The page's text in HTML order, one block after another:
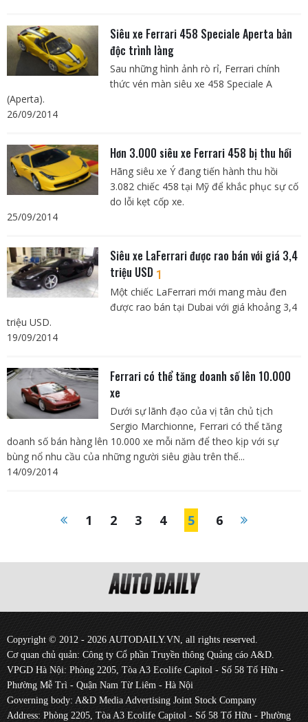
Siêu xe Ferrari 458 Speciale Aperta bản
độc trình làng
Sau những hình ảnh rò rỉ, Ferrari chính
thức vén màn siêu xe 458 Speciale A
(Aperta).
26/09/2014
Hơn 3.000 siêu xe Ferrari 458 bị thu hồi
Hãng siêu xe Ý đang tiến hành thu hồi
3.082 chiếc 458 tại Mỹ để khắc phục sự cố
do lỗi kẹt cốp xe.
25/09/2014
Siêu xe LaFerrari được rao bán với giá 3,4
triệu USD 1
Một chiếc LaFerrari mới mang màu đen
được rao bán tại Dubai với giá khoảng 3,4
triệu USD.
19/09/2014
Ferrari có thể tăng doanh số lên 10.000
xe
Dưới sự lãnh đạo của vị tân chủ tịch
Sergio Marchionne, Ferrari có thể tăng
doanh số bán hàng lên 10.000 xe mỗi năm để theo kịp với sự
bùng nổ nhu cầu của những người siêu giàu trên thế...
14/09/2014
1 2 3 4 5 6
Copyright © 2012 - 2026 AUTODAILY.VN, all rights reserved.
Cơ quan chủ quản: Công ty Cổ phần Truyền thông Quảng cáo A&D.
VPGD Hà Nội: Phòng 2205, Tòa A3 Ecolife Capitol - Số 58 Tố Hữu -
Phường Mễ Trì - Quận Nam Từ Liêm - Hà Nội
Governing body: A&D Media Advertising Joint Stock Company
Address: Phòng 2205, Tòa A3 Ecolife Capitol - Số 58 Tố Hữu - Phường